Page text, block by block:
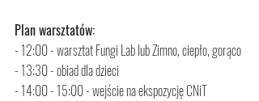
Plan warsztatów:
- 12:00 - warsztat Fungi Lab lub Zimno, ciepło, gorąco
- 13:30 - obiad dla dzieci
- 14:00 - 15:00 - wejście na ekspozycję CNiT